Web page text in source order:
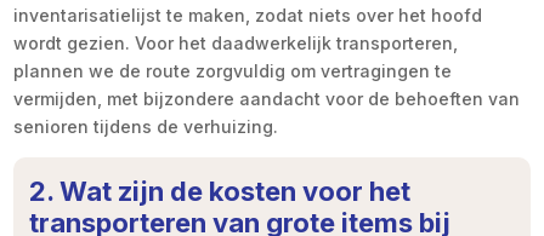
inventarisatielijst te maken, zodat niets over het hoofd
wordt gezien. Voor het daadwerkelijk transporteren,
plannen we de route zorgvuldig om vertragingen te
vermijden, met bijzondere aandacht voor de behoeften van
senioren tijdens de verhuizing.
2. Wat zijn de kosten voor het
transporteren van grote items bij